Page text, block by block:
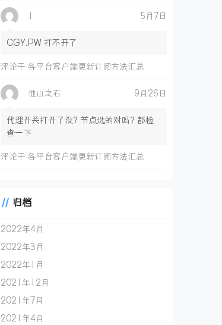
1 5月7日
CGY.PW 打不开了
评论于各平台客户端更新订阅方法汇总
他山之石 9月26日
代理开关打开了没？节点选的对吗？都检
查一下
评论于各平台客户端更新订阅方法汇总
归档
2022年4月
2022年3月
2022年1月
2021年12月
2021年7月
2021年4月